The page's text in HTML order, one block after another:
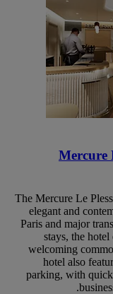
Mercure
The Mercure Le
elegant and
Paris and major
stays, the
welcoming
hotel also
parking, with